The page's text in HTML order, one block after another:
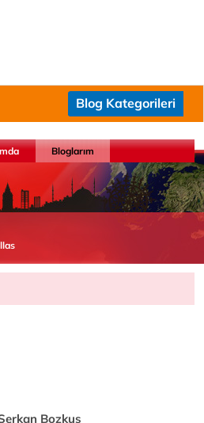
Blog Kategorileri
Bloglarım
Bozkuş